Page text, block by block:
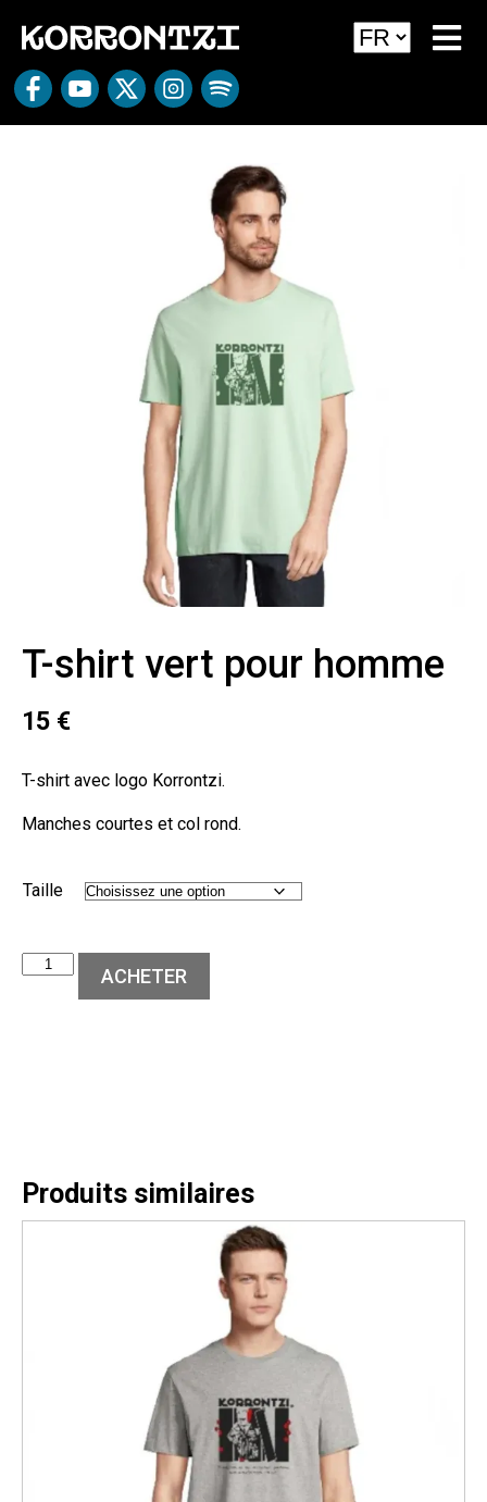
T-shirt vert pour homme
15 €
T-shirt avec logo Korrontzi.
Manches courtes et col rond.
Taille
ACHETER
Produits similaires